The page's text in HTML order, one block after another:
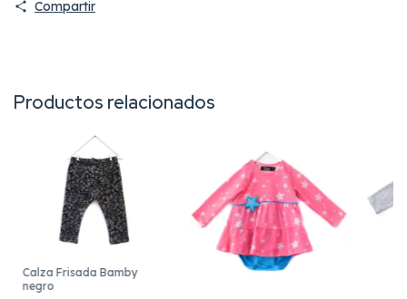
Compartir
Productos relacionados
Calza Frisada Bamby
negro